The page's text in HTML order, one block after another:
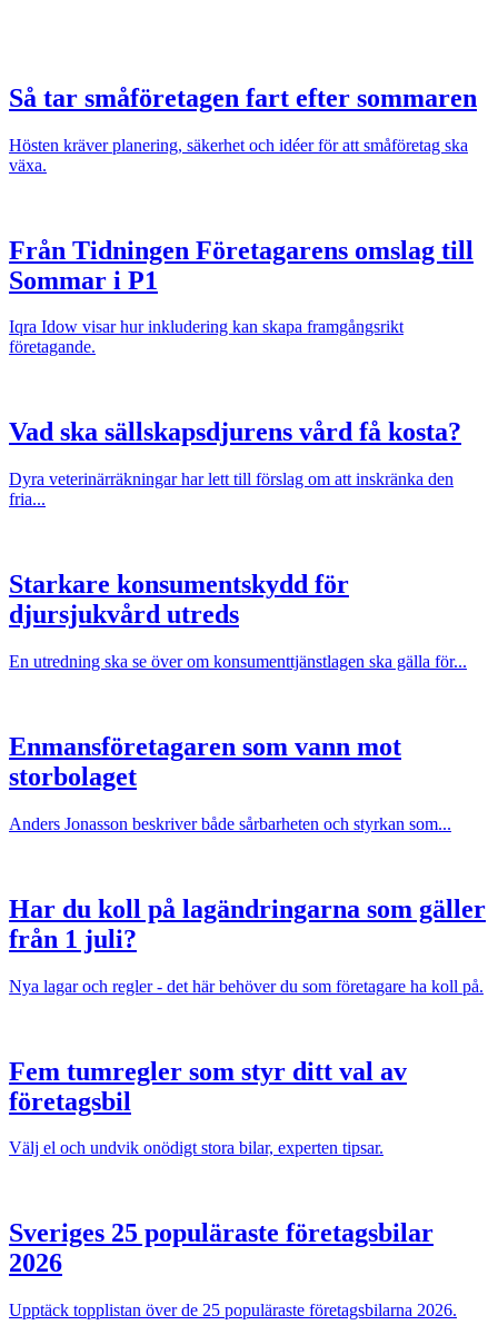
Så tar småföretagen fart efter sommaren
Hösten kräver planering, säkerhet och idéer för att småföretag ska
växa.
Från Tidningen Företagarens omslag till
Sommar i P1
Iqra Idow visar hur inkludering kan skapa framgångsrikt
företagande.
Vad ska sällskapsdjurens vård få kosta?
Dyra veterinärräkningar har lett till förslag om att inskränka den
fria...
Starkare konsumentskydd för
djursjukvård utreds
En utredning ska se över om konsumenttjänstlagen ska gälla för...
Enmansföretagaren som vann mot
storbolaget
Anders Jonasson beskriver både sårbarheten och styrkan som...
Har du koll på lagändringarna som gäller
från 1 juli?
Nya lagar och regler - det här behöver du som företagare ha koll på.
Fem tumregler som styr ditt val av
företagsbil
Välj el och undvik onödigt stora bilar, experten tipsar.
Sveriges 25 populäraste företagsbilar
2026
Upptäck topplistan över de 25 populäraste företagsbilarna 2026.